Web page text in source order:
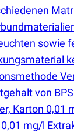
von
Karton
mg/l